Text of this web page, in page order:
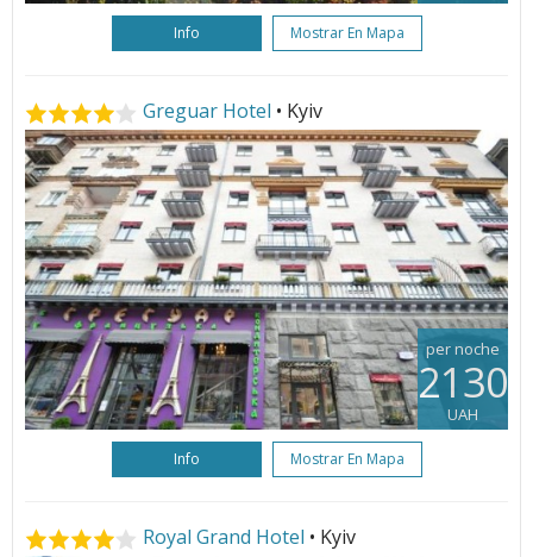
Info Mostrar En Mapa
Greguar Hotel • Kyiv
per noche
2130
UAH
Info Mostrar En Mapa
Royal Grand Hotel • Kyiv